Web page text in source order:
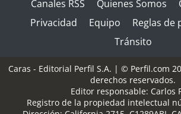
Canales RSS Quienes Somos
Privacidad
Equipo
Reglas de
Tránsito
Caras - Editorial Perfil S.A. | © Perfil.com
derechos reservados.
Editor responsable: Carlos
Registro de la propiedad intelectual